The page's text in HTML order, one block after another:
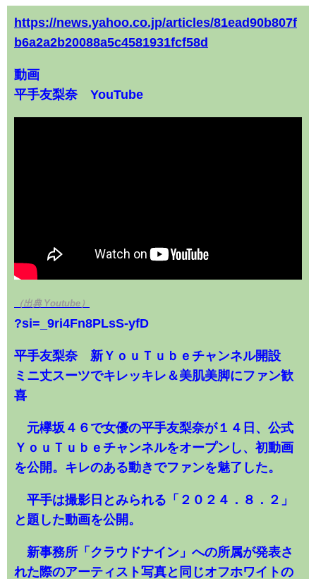
https://news.yahoo.co.jp/articles/81ead90b807f
b6a2a2b20088a5c4581931fcf58d
動画
平手友梨奈 YouTube
（出典 Youtube）
?si=_9ri4Fn8PLsS-yfD
平手友梨奈 新ＹｏｕＴｕｂｅチャンネル開設
ミニ丈スーツでキレッキレ＆美肌美脚にファン歓
喜
元欅坂４６で女優の平手友梨奈が１４日、公式
ＹｏｕＴｕｂｅチャンネルをオープンし、初動画
を公開。キレのある動きでファンを魅了した。
平手は撮影日とみられる「２０２４．８．２」
と題した動画を公開。
新事務所「クラウドナイン」への所属が発表さ
れた際のアーティスト写真と同じオフホワイトの